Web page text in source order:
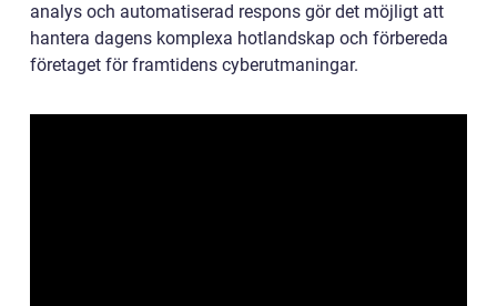
analys och automatiserad respons gör det möjligt att
hantera dagens komplexa hotlandskap och förbereda
företaget för framtidens cyberutmaningar.